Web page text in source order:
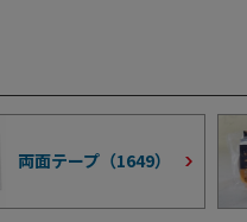
両面テープ（1649）